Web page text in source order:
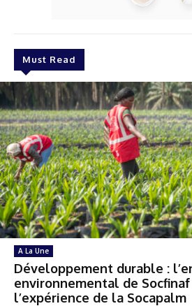
Must Read
A La Une
Développement durable :
environnemental de
l’expérience de la Socapalm